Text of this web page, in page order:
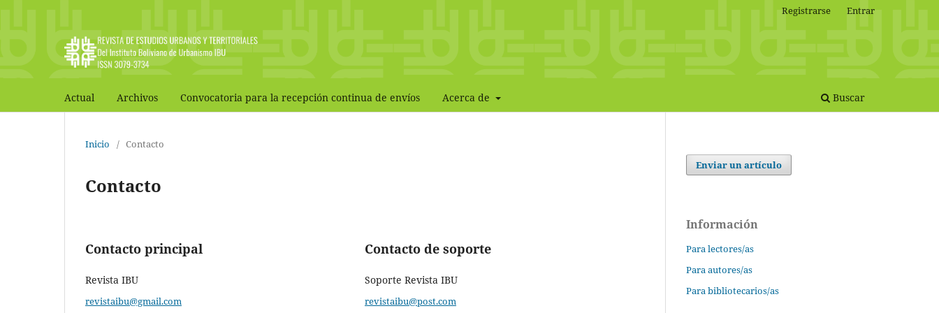
Actual Archivos Convocatoria para la recepción continua de envíos Acerca de Buscar
Registrarse Entrar
Inicio / Contacto
Contacto
Contacto principal
Revista IBU
revistaibu@gmail.com
Contacto de soporte
Soporte Revista IBU
revistaibu@post.com
Enviar un artículo
Información
Para lectores/as
Para autores/as
Para bibliotecarios/as